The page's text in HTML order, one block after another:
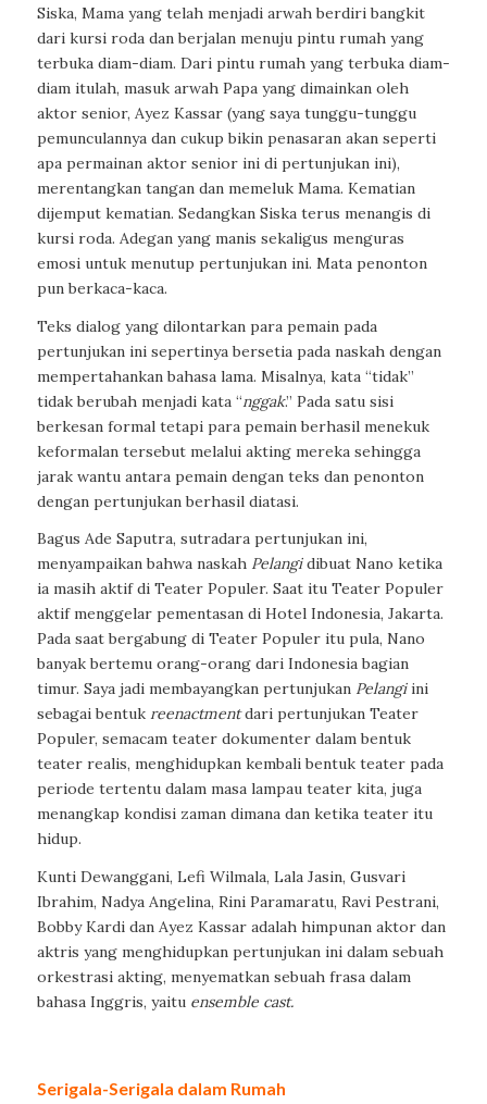
Siska, Mama yang telah menjadi arwah berdiri bangkit
dari kursi roda dan berjalan menuju pintu rumah yang
terbuka diam-diam. Dari pintu rumah yang terbuka diam-
diam itulah, masuk arwah Papa yang dimainkan oleh
aktor senior, Ayez Kassar (yang saya tunggu-tunggu
pemunculannya dan cukup bikin penasaran akan seperti
apa permainan aktor senior ini di pertunjukan ini),
merentangkan tangan dan memeluk Mama. Kematian
dijemput kematian. Sedangkan Siska terus menangis di
kursi roda. Adegan yang manis sekaligus menguras
emosi untuk menutup pertunjukan ini. Mata penonton
pun berkaca-kaca.
Teks dialog yang dilontarkan para pemain pada
pertunjukan ini sepertinya bersetia pada naskah dengan
mempertahankan bahasa lama. Misalnya, kata “tidak”
tidak berubah menjadi kata “nggak.” Pada satu sisi
berkesan formal tetapi para pemain berhasil menekuk
keformalan tersebut melalui akting mereka sehingga
jarak wantu antara pemain dengan teks dan penonton
dengan pertunjukan berhasil diatasi.
Bagus Ade Saputra, sutradara pertunjukan ini,
menyampaikan bahwa naskah Pelangidibuat Nano ketika
ia masih aktif di Teater Populer. Saat itu Teater Populer
aktif menggelar pementasan di Hotel Indonesia, Jakarta.
Pada saat bergabung di Teater Populer itu pula, Nano
banyak bertemu orang-orang dari Indonesia bagian
timur. Saya jadi membayangkan pertunjukan Pelangiini
sebagai bentuk reenactmentdari pertunjukan Teater
Populer, semacam teater dokumenter dalam bentuk
teater realis, menghidupkan kembali bentuk teater pada
periode tertentu dalam masa lampau teater kita, juga
menangkap kondisi zaman dimana dan ketika teater itu
hidup.
Kunti Dewanggani, Lefi Wilmala, Lala Jasin, Gusvari
Ibrahim, Nadya Angelina, Rini Paramaratu, Ravi Pestrani,
Bobby Kardi dan Ayez Kassar adalah himpunan aktor dan
aktris yang menghidupkan pertunjukan ini dalam sebuah
orkestrasi akting, menyematkan sebuah frasa dalam
bahasa Inggris, yaitu ensemble cast.
Serigala-Serigala dalam Rumah